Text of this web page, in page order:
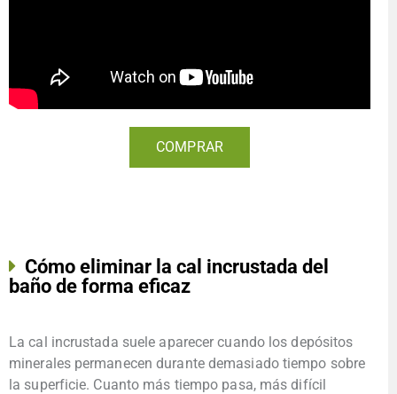
COMPRAR
Cómo eliminar la cal incrustada del
baño de forma eficaz
La cal incrustada suele aparecer cuando los depósitos
minerales permanecen durante demasiado tiempo sobre
la superficie. Cuanto más tiempo pasa, más difícil